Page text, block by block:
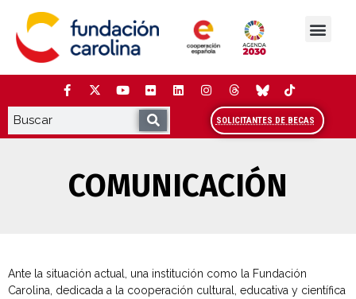
contenido
SOLICITANTES DE BECAS
COMUNICACIÓN
Ante la situación actual, una institución como la Fundación
Carolina, dedicada a la cooperación cultural, educativa y científica